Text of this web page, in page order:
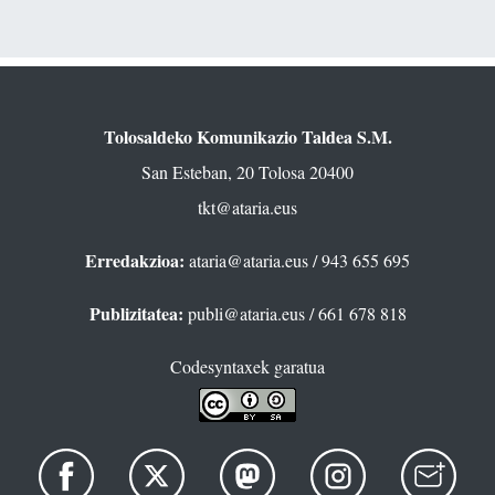
Tolosaldeko Komunikazio Taldea S.M.
San Esteban, 20 Tolosa 20400
tkt@ataria.eus
Erredakzioa: ataria@ataria.eus/ 943 655 695
Publizitatea: publi@ataria.eus/ 661 678 818
Codesyntaxek garatua